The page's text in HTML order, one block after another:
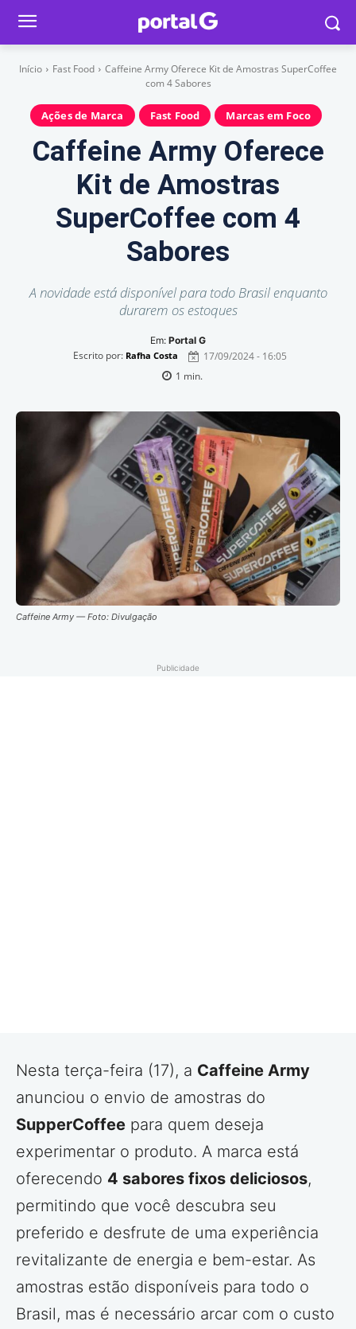
Início Fast Food
Caffeine Army Oferece Kit de Amostras SuperCoffee
com 4 Sabores
Ações de Marca Fast Food Marcas em Foco
Caffeine Army Oferece
Kit de Amostras
SuperCoffee com 4
Sabores
A novidade está disponível para todo Brasil enquanto
durarem os estoques
Em: Portal G
Escrito por: Rafha Costa
17/09/2024 - 16:05
1 min.
Caffeine Army — Foto: Divulgação
Publicidade
Nesta terça-feira (17), a Caffeine Army
anunciou o envio de amostras do
SupperCoffee para quem deseja
experimentar o produto. A marca está
oferecendo 4 sabores fixos deliciosos,
permitindo que você descubra seu
preferido e desfrute de uma experiência
revitalizante de energia e bem-estar. As
amostras estão disponíveis para todo o
Brasil, mas é necessário arcar com o custo